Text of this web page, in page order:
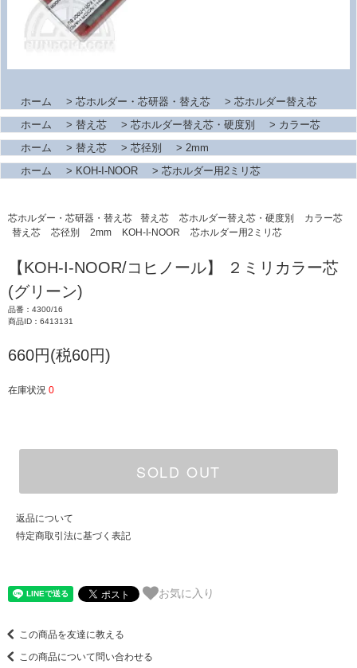
ホーム > 芯ホルダー・芯研器・替え芯 > 芯ホルダー替え芯
ホーム
> 替え芯 > 芯ホルダー替え芯・硬度別 > カラー芯
ホーム
> 替え芯 > 芯径別 > 2mm
ホーム
> KOH-I-NOOR > 芯ホルダー用2ミリ芯
芯ホルダー・芯研器・替え芯 替え芯 芯ホルダー替え芯・硬度別
カラー芯
替え芯
芯径別 2mm KOH-I-NOOR 芯ホルダー用2ミリ芯
【KOH-I-NOOR/コヒノール】 ２ミリカラー芯
(グリーン)
品番：4300/16
商品ID：6413131
660円(税60円)
在庫状況 0
SOLD OUT
返品について
特定商取引法に基づく表記
お気に入り
この商品を友達に教える
この商品について問い合わせる